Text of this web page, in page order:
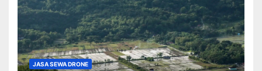
JASA SEWA DRONE